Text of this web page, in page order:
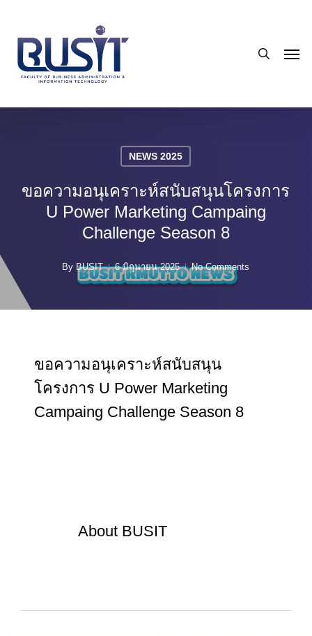
main
content
NEWS 2025
ขอความอนุเคราะห์สนับสนุนโครงการ
U Power Marketing Campaing
Challenge Season 8
By BUSIT 6 มิถุนายน 2025 No Comments
ขอความอนุเคราะห์สนับสนุน
โครงการ U Power Marketing
Campaing Challenge Season 8
AboutBUSIT